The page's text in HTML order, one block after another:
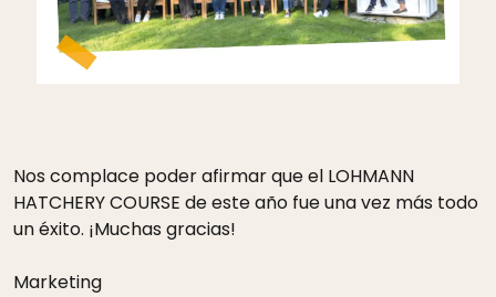
Nos complace poder afirmar que el LOHMANN
HATCHERY COURSE de este año fue una vez más todo
un éxito. ¡Muchas gracias!
Marketing